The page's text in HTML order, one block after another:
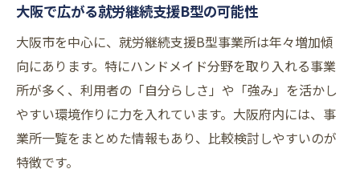
ト
自分の強みを活かせる就労継続支援B型の魅
力
就労継続支援B型で自分らしく働くためのポイ
ント
就労継続支援B型で自分らしさを大切に働く
大阪で広がる就労継続支援B型の可能性
大阪市を中心に、就労継続支援B型事業所は年々増加傾
向にあります。特にハンドメイド分野を取り入れる事業
所が多く、利用者の「自分らしさ」や「強み」を活かし
やすい環境作りに力を入れています。大阪府内には、事
業所一覧をまとめた情報もあり、比較検討しやすいのが
特徴です。